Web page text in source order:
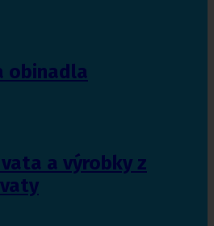
obinadla
a výrobky z